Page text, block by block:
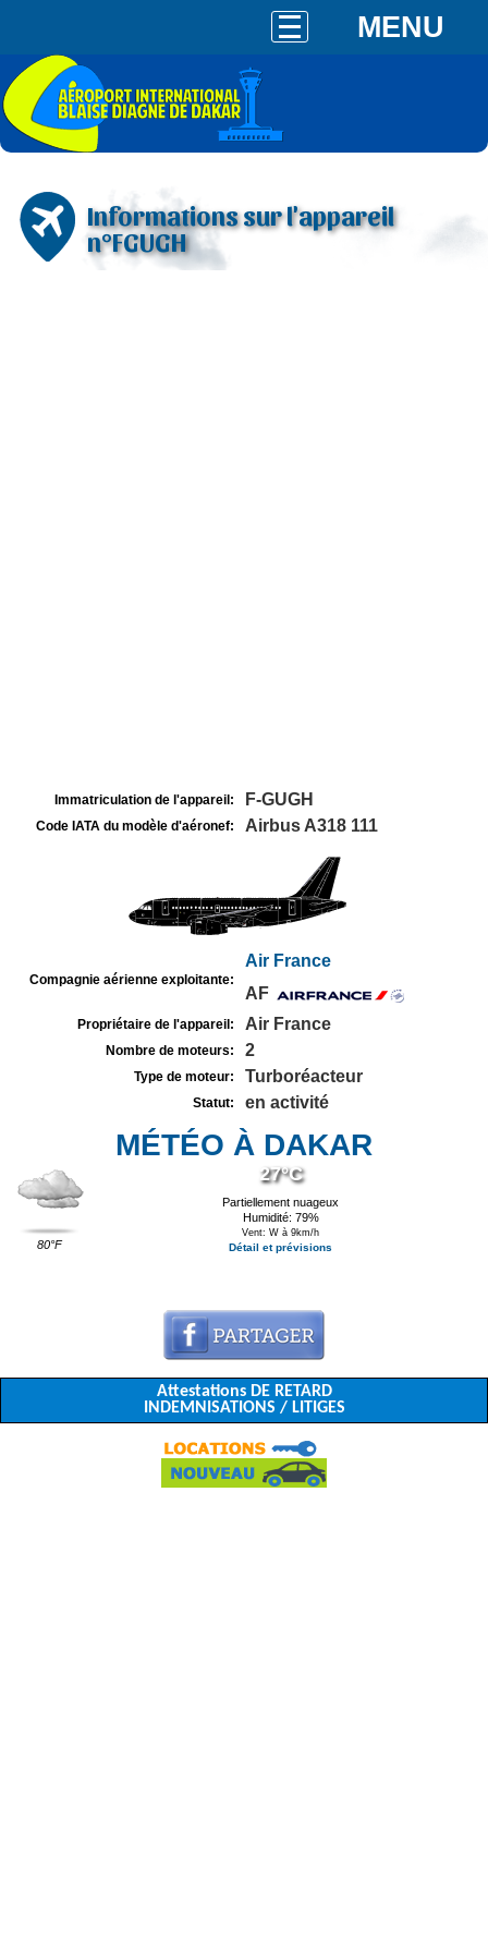
MENU
Informations sur l'appareil
n°FGUGH
Immatriculation de l'appareil: F-GUGH
Code IATA du modèle d'aéronef: Airbus A318 111
Compagnie aérienne exploitante:
Air France
AF
Propriétaire de l'appareil: Air France
Nombre de moteurs: 2
Type de moteur: Turboréacteur
Statut: en activité
MÉTÉO À DAKAR
80°F
27°C
Partiellement nuageux
Humidité: 79%
Vent: W à 9km/h
Détail et prévisions
Attestations DE RETARD
INDEMNISATIONS / LITIGES